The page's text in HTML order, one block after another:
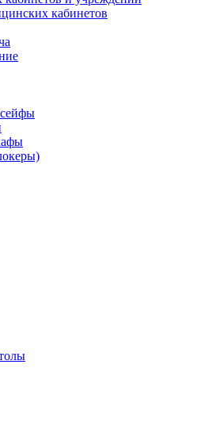
кабинетов